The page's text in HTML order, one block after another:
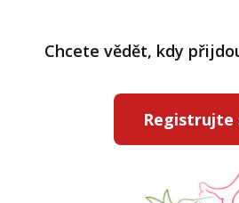
Chcete vědět, kdy
Registrujte